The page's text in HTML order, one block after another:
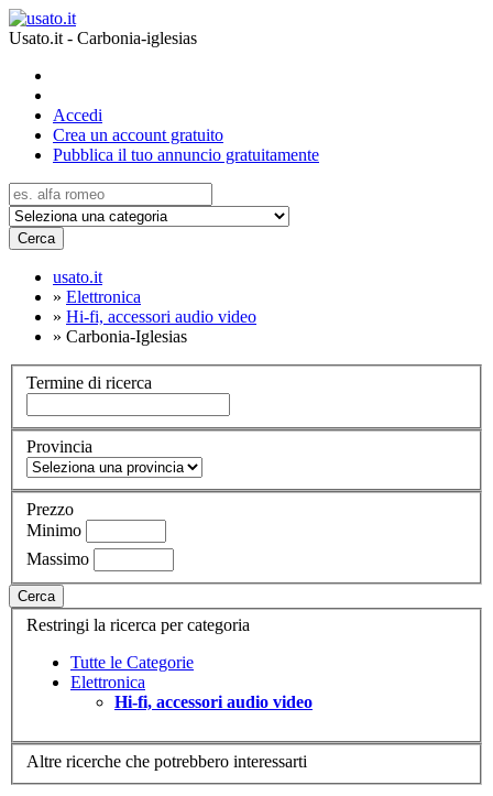
Usato.it - Carbonia-iglesias
Accedi
Crea un account gratuito
Pubblica il tuo annuncio gratuitamente
Cerca
usato.it
» Elettronica
» Hi-fi, accessori audio video
» Carbonia-Iglesias
Termine di ricerca
Provincia
Prezzo
Minimo
Massimo
Cerca
Restringi la ricerca per categoria
Tutte le Categorie
Elettronica
Hi-fi, accessori audio video
Altre ricerche che potrebbero interessarti